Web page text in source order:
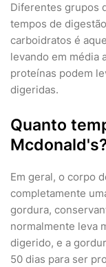
Diferentes grupos
tempos de
carboidratos é
levando em média
proteínas podem
digeridas.
Quanto
Em geral, o corpo
completamente
gordura,
normalmente leva
digerido, e a
50 dias para ser